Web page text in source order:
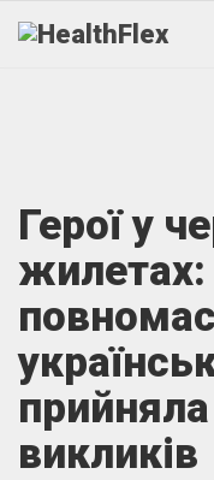
Герої у
жилетах:
викликів